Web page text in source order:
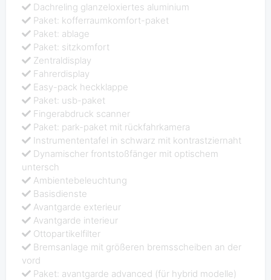
Dachreling glanzeloxiertes aluminium
Paket: kofferraumkomfort-paket
Paket: ablage
Paket: sitzkomfort
Zentraldisplay
Fahrerdisplay
Easy-pack heckklappe
Paket: usb-paket
Fingerabdruck scanner
Paket: park-paket mit rückfahrkamera
Instrumententafel in schwarz mit kontrastziernaht
Dynamischer frontstoßfänger mit optischem
untersch
Ambientebeleuchtung
Basisdienste
Avantgarde exterieur
Avantgarde interieur
Ottopartikelfilter
Bremsanlage mit größeren bremsscheiben an der
vord
Paket: avantgarde advanced (für hybrid modelle)